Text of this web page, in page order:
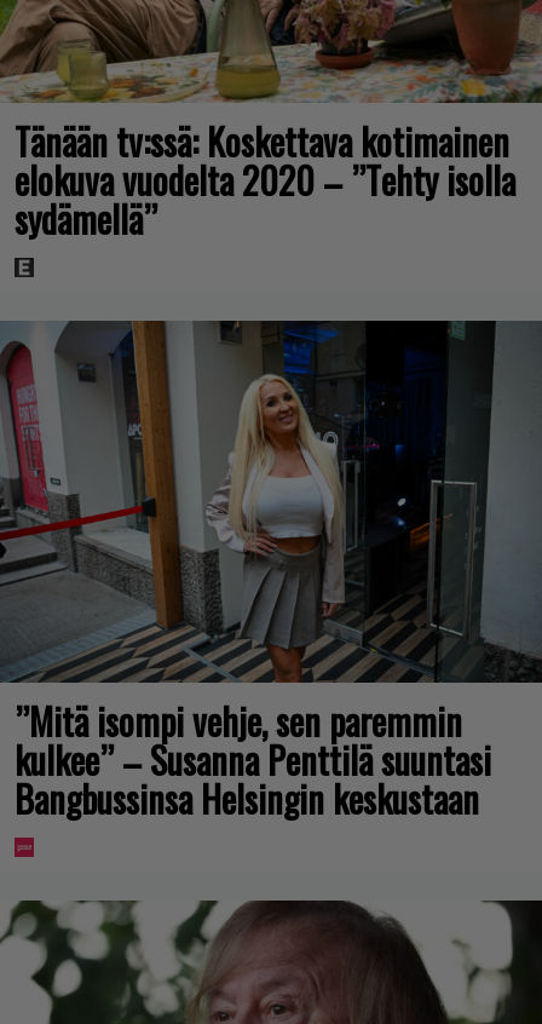
Tänään tv:ssä: Koskettava kotimainen
elokuva vuodelta 2020 – ”Tehty isolla
sydämellä”
”Mitä isompi vehje, sen paremmin
kulkee” – Susanna Penttilä suuntasi
Bangbussinsa Helsingin keskustaan